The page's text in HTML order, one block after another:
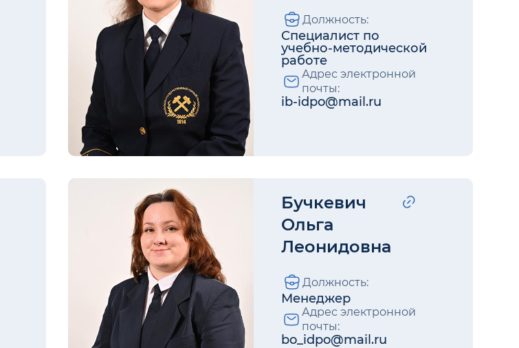
Должность:
Специалист по
учебно-методической
работе
Адрес электронной
почты:
ib-idpo@mail.ru
Бучкевич
Ольга
Леонидовна
Должность:
Менеджер
Адрес электронной
почты:
bo_idpo@mail.ru